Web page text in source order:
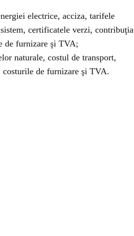
electrice, acciza, tarifele
certificatele verzi, contribuţia
de furnizare şi TVA;
naturale, costul de transport,
de furnizare şi TVA.